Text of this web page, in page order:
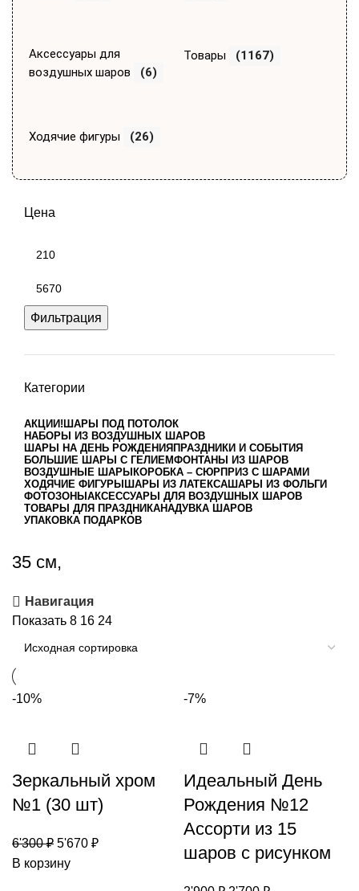
Аксессуары для
воздушных шаров
(6)
Товары (1167)
Ходячие фигуры (26)
Цена
Фильтрация
Категории
АКЦИИ! ШАРЫ ПОД ПОТОЛОК
НАБОРЫ ИЗ ВОЗДУШНЫХ ШАРОВ
ШАРЫ НА ДЕНЬ РОЖДЕНИЯ ПРАЗДНИКИ И СОБЫТИЯ
БОЛЬШИЕ ШАРЫ С ГЕЛИЕМФОНТАНЫ ИЗ ШАРОВ
ВОЗДУШНЫЕ ШАРЫ КОРОБКА – СЮРПРИЗ С ШАРАМИ
ХОДЯЧИЕ ФИГУРЫ ШАРЫ ИЗ ЛАТЕКСАШАРЫ ИЗ ФОЛЬГИ
ФОТОЗОНЫ АКСЕССУАРЫ ДЛЯ ВОЗДУШНЫХ ШАРОВ
ТОВАРЫ ДЛЯ ПРАЗДНИКАНАДУВКА ШАРОВ
УПАКОВКА ПОДАРКОВ
35 см,
Навигация
Показать 8 16 24
-10%
Зеркальный хром
№1 (30 шт)
6'300₽ 5'670 ₽
В корзину
-7%
Идеальный День
Рождения №12
Ассорти из 15
шаров с рисунком